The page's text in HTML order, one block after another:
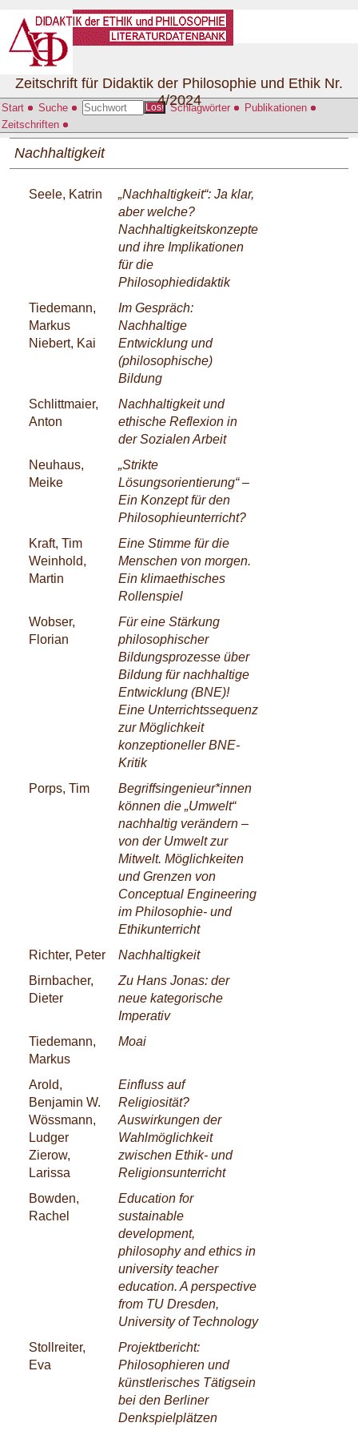
Start Suche Los! Schlagwörter
Publikationen
Zeitschriften
Zeitschrift für Didaktik der Philosophie und Ethik Nr.
4/2024
Nachhaltigkeit
Seele, Katrin
„Nachhaltigkeit“: Ja klar,
aber welche?
Nachhaltigkeitskonzepte
und ihre Implikationen
für die
Philosophiedidaktik
Tiedemann,
Markus
Niebert, Kai
Im Gespräch:
Nachhaltige
Entwicklung und
(philosophische)
Bildung
Schlittmaier,
Anton
Nachhaltigkeit und
ethische Reflexion in
der Sozialen Arbeit
Neuhaus,
Meike
„Strikte
Lösungsorientierung“ –
Ein Konzept für den
Philosophieunterricht?
Kraft, Tim
Weinhold,
Martin
Eine Stimme für die
Menschen von morgen.
Ein klimaethisches
Rollenspiel
Wobser,
Florian
Für eine Stärkung
philosophischer
Bildungsprozesse über
Bildung für nachhaltige
Entwicklung (BNE)!
Eine Unterrichtssequenz
zur Möglichkeit
konzeptioneller BNE-
Kritik
Porps, Tim
Begriffsingenieur*innen
können die „Umwelt“
nachhaltig verändern –
von der Umwelt zur
Mitwelt. Möglichkeiten
und Grenzen von
Conceptual Engineering
im Philosophie- und
Ethikunterricht
Richter, Peter
Nachhaltigkeit
Birnbacher,
Dieter
Zu Hans Jonas: der
neue kategorische
Imperativ
Tiedemann,
Markus
Moai
Arold,
Benjamin W.
Wössmann,
Ludger
Zierow,
Larissa
Einfluss auf
Religiosität?
Auswirkungen der
Wahlmöglichkeit
zwischen Ethik- und
Religionsunterricht
Bowden,
Rachel
Education for
sustainable
development,
philosophy and ethics in
university teacher
education. A perspective
from TU Dresden,
University of Technology
Stollreiter,
Eva
Projektbericht:
Philosophieren und
künstlerisches Tätigsein
bei den Berliner
Denkspielplätzen